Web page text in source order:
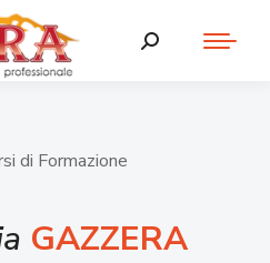
di Formazione
GAZZERA